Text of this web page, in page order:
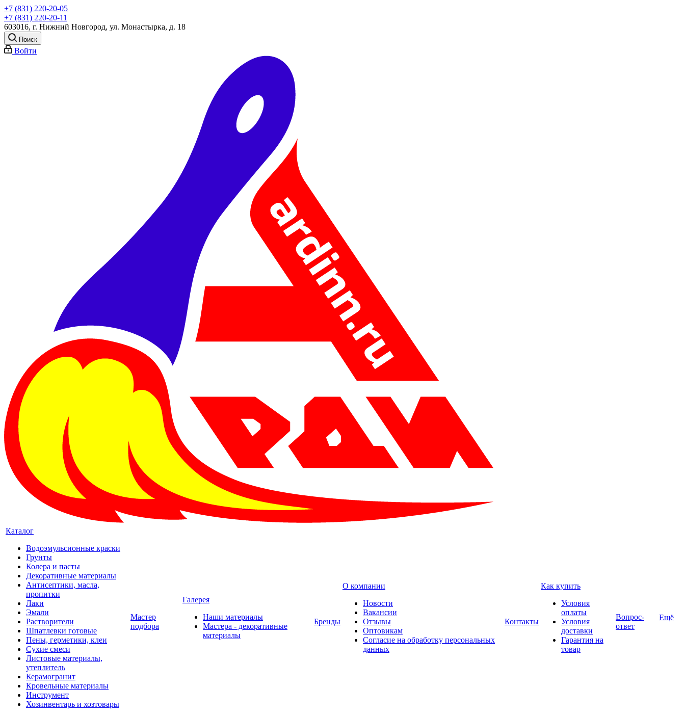
+7 (831) 220-20-05
+7 (831) 220-20-11
603016, г. Нижний Новгород, ул. Монастырка, д. 18
Поиск
Войти
Каталог
Водоэмульсионные краски
Грунты
Колера и пасты
Декоративные материалы
Антисептики, масла,
пропитки
Лаки
Эмали
Растворители
Шпатлевки готовые
Пены, герметики, клеи
Сухие смеси
Листовые материалы,
утеплитель
Керамогранит
Кровельные материалы
Инструмент
Хозинвентарь и хозтовары
Мастер
подбора
Галерея
Наши материалы
Мастера - декоративные
материалы
Бренды
О компании
Новости
Вакансии
Отзывы
Оптовикам
Cогласие на обработку персональных
данных
Контакты
Как купить
Условия
оплаты
Условия
доставки
Гарантия на
товар
Вопрос-
ответ
Ещё